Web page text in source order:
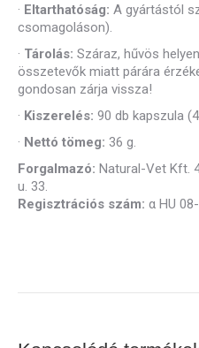
· Eltarthatóság: A gyártástól
csomagoláson).
· Tárolás: Száraz, hűvös
összetevők miatt párára
gondosan zárja vissza!
· Kiszerelés: 90 db kapszula
· Nettó tömeg: 36 g.
Forgalmazó: Natural-Vet Kft.
u. 33.
Regisztrációs szám: α HU